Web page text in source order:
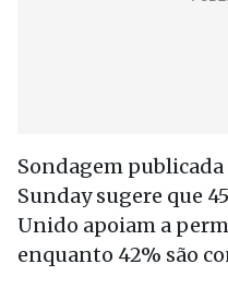
Sondagem
Sunday sugere que
Unido apoiam a
enquanto 42% são